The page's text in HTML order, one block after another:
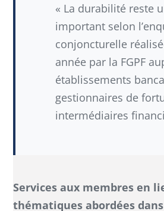
« La durabilité reste
important selon
conjoncturelle
année par la FGPF
établissements
gestionnaires de
intermédiaires
Services aux membres en
thématiques abordées